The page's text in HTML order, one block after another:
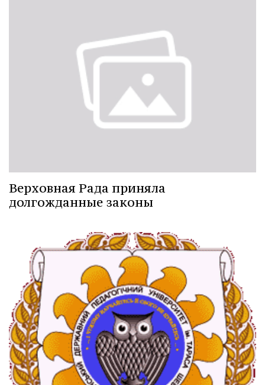
Верховная Рада приняла
долгожданные законы